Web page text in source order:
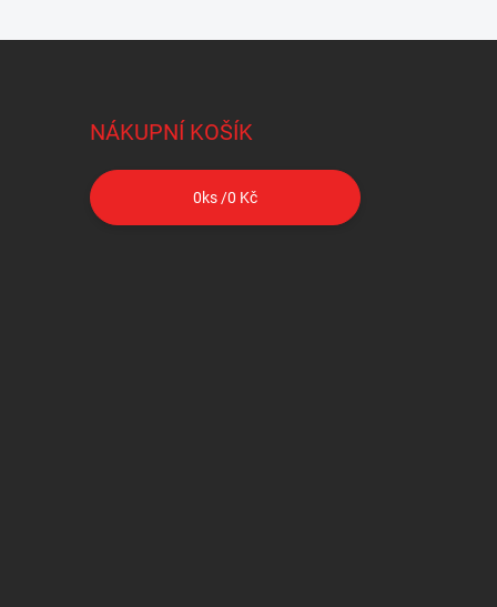
NÁKUPNÍ KOŠÍK
0ks /0 Kč